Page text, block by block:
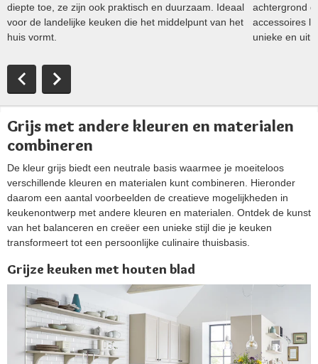
diepte toe, ze zijn ook praktisch en duurzaam. Ideaal
voor de landelijke keuken die het middelpunt van het
huis vormt.
achtergrond
accessoires
unieke en
Grijs met andere kleuren en materialen
combineren
De kleur grijs biedt een neutrale basis waarmee je moeiteloos
verschillende kleuren en materialen kunt combineren. Hieronder
daarom een aantal voorbeelden de creatieve mogelijkheden in
keukenontwerp met andere kleuren en materialen. Ontdek de kunst
van het balanceren en creëer een unieke stijl die je keuken
transformeert tot een persoonlijke culinaire thuisbasis.
Grijze keuken met houten blad